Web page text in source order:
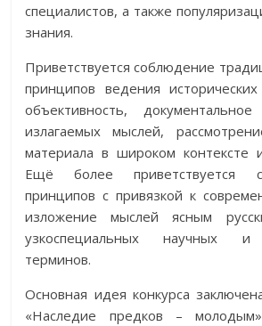
специалистов, а также
знания.
Приветствуется соблюдение
принципов ведения
объективность,
излагаемых мыслей,
материала в широком контексте
Ещё более приветствуется
принципов с привязкой к
изложение мыслей ясным
узкоспециальных научных и
терминов.
Основная идея конкурса
«Наследие предков –